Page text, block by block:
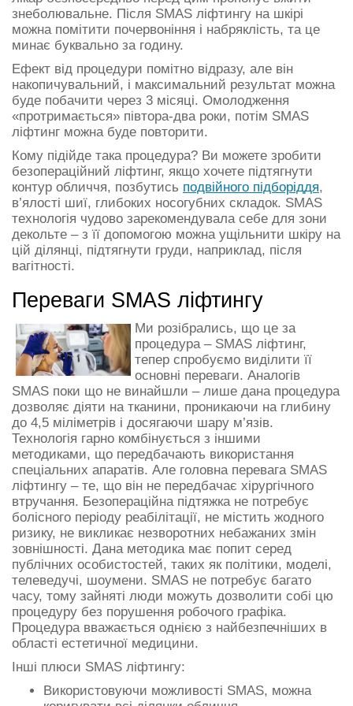
знеболювальне. Після SMAS ліфтингу на шкірі
можна помітити почервоніння і набряклість, та це
минає буквально за годину.
Ефект від процедури помітно відразу, але він
накопичувальний, і максимальний результат можна
буде побачити через 3 місяці. Омолодження
«протримається» півтора-два роки, потім SMAS
ліфтинг можна буде повторити.
Кому підійде така процедура? Ви можете зробити
безопераційний ліфтинг, якщо хочете підтягнути
контур обличчя, позбутись подвійного підборіддя,
в’ялості шиї, глибоких носогубних складок. SMAS
технологія чудово зарекомендувала себе для зони
декольте – з її допомогою можна ущільнити шкіру на
цій ділянці, підтягнути груди, наприклад, після
вагітності.
Переваги SMAS ліфтингу
Ми розібрались, що це за
процедура – SMAS ліфтинг,
тепер спробуємо виділити її
основні переваги. Аналогів
SMAS поки що не винайшли – лише дана процедура
дозволяє діяти на тканини, проникаючи на глибину
до 4,5 міліметрів і досягаючи шару м’язів.
Технологія гарно комбінується з іншими
методиками, що передбачають використання
спеціальних апаратів. Але головна перевага SMAS
ліфтингу – те, що він не передбачає хірургічного
втручання. Безопераційна підтяжка не потребує
болісного періоду реабілітації, не містить жодного
ризику, не викликає незворотних небажаних змін
зовнішності. Дана методика має попит серед
публічних особистостей, таких як політики, моделі,
телеведучі, шоумени. SMAS не потребує багато
часу, тому зайняті люди можуть дозволити собі цю
процедуру без порушення робочого графіка.
Процедура вважається однією з найбезпечніших в
області естетичної медицини.
Інші плюси SMAS ліфтингу:
Використовуючи можливості SMAS, можна